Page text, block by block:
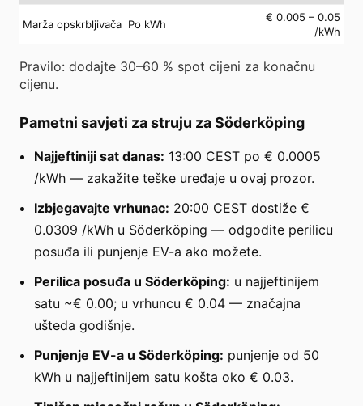
Marža opskrbljivača Po kWh
€ 0.005 – 0.05
/kWh
Pravilo: dodajte 30–60 % spot cijeni za konačnu
cijenu.
Pametni savjeti za struju za Söderköping
Najjeftiniji sat danas: 13:00 CEST po € 0.0005
/kWh — zakažite teške uređaje u ovaj prozor.
Izbjegavajte vrhunac: 20:00 CEST dostiže €
0.0309 /kWh u Söderköping — odgodite perilicu
posuđa ili punjenje EV-a ako možete.
Perilica posuđa u Söderköping: u najjeftinijem
satu ~€ 0.00; u vrhuncu € 0.04 — značajna
ušteda godišnje.
Punjenje EV-a u Söderköping: punjenje od 50
kWh u najjeftinijem satu košta oko € 0.03.